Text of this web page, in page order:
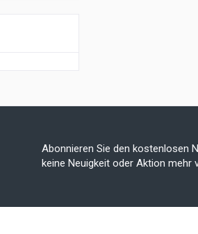
Abonnieren Sie den kostenlosen
keine Neuigkeit oder Aktion mehr